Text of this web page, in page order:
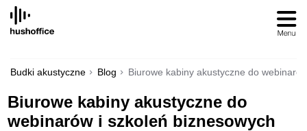
SKIP
CONTENT
Budki akustyczne Blog Biurowe kabiny akustyczne do
Biurowe kabiny akustyczne do
webinarów i szkoleń biznesowych